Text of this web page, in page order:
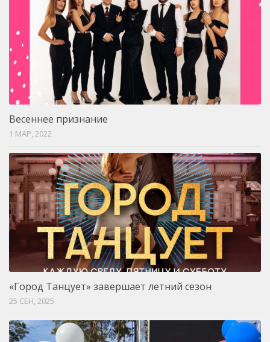
Весеннее признание
1 МАР, 2022
«Город Танцует» завершает летний сезон
25 СЕН, 2025